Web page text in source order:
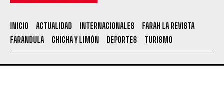
INICIO ACTUALIDAD INTERNACIONALES
FARAH LA REVISTA
FARANDULA
CHICHA Y LIMÓN DEPORTES TURISMO